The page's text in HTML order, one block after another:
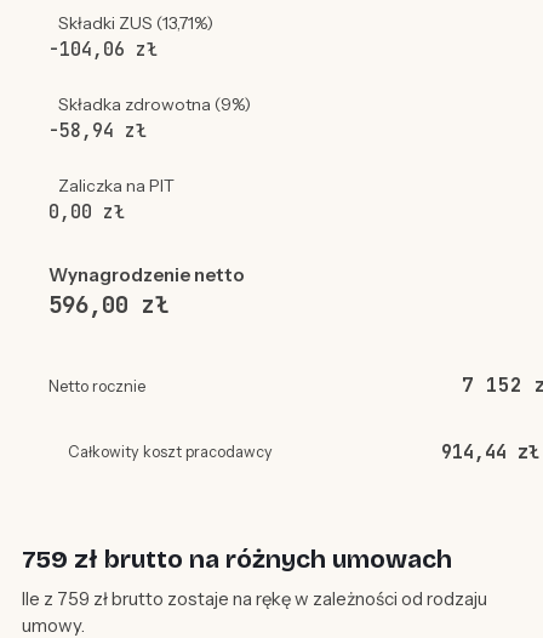
Składki ZUS (13,71%)
-104,06 zł
Składka zdrowotna (9%)
-58,94 zł
Zaliczka na PIT
0,00 zł
Wynagrodzenie netto
596,00 zł
Netto rocznie 7 152
Całkowity koszt pracodawcy 914,44 zł
759 zł brutto na różnych umowach
Ile z 759 zł brutto zostaje na rękę w zależności od rodzaju
umowy.